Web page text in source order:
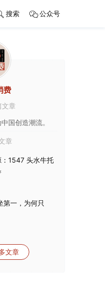
搜索 公众号
费
文章
国创造潮流。
章
1547 头水牛托
第一，为何只
文章